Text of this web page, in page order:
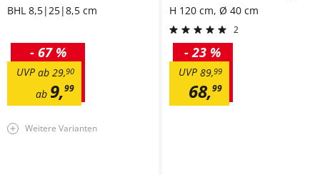
BHL 8,5|25|8,5 cm
ab 9,99
ab 29,90
UVP
- 67 %
Weitere Varianten
H 120 cm, Ø 40 cm
2
68,99
89,99
UVP
- 23 %